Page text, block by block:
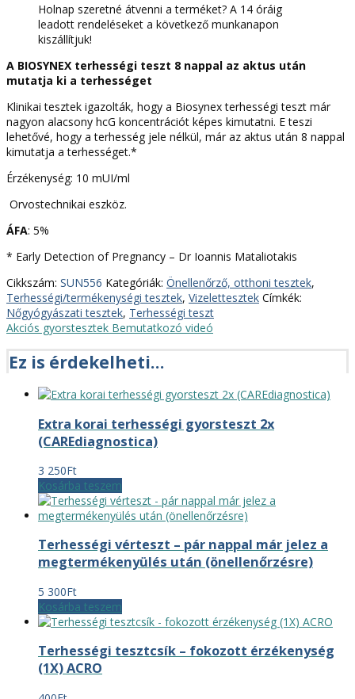
napos
(1x)
mennyiség
Holnap szeretné átvenni a terméket? A 14 óráig
leadott rendeléseket a következő munkanapon
kiszállítjuk!
A BIOSYNEX terhességi teszt 8 nappal az aktus után
mutatja ki a terhességet
Klinikai tesztek igazolták, hogy a Biosynex terhességi teszt már
nagyon alacsony hcG koncentrációt képes kimutatni. E teszi
lehetővé, hogy a terhesség jele nélkül, már az aktus után 8 nappal
kimutatja a terhességet.*
Érzékenység: 10 mUI/ml
Orvostechnikai eszköz.
ÁFA: 5%
* Early Detection of Pregnancy – Dr Ioannis Mataliotakis
Cikkszám: SUN556 Kategóriák: Önellenőrző, otthoni tesztek,
Terhességi/termékenységi tesztek, Vizelettesztek Címkék:
Nőgyógyászati tesztek, Terhességi teszt
Akciós gyorstesztek Bemutatkozó videó
Ez is érdekelheti…
Extra korai terhességi gyorsteszt 2x
(CAREdiagnostica)
3 250Ft
Kosárba teszem
Terhességi vérteszt – pár nappal már jelez a
megtermékenyülés után (önellenőrzésre)
5 300Ft
Kosárba teszem
Terhességi tesztcsík – fokozott érzékenység
(1X) ACRO